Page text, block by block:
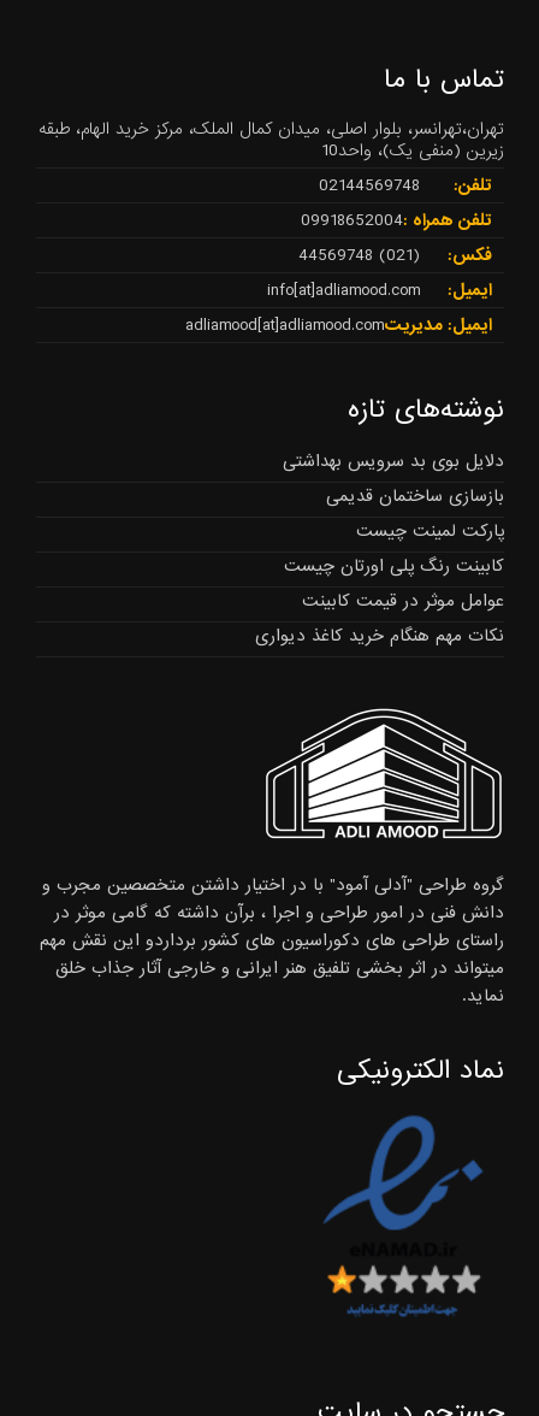
تماس با ما
تهران،تهرانسر، بلوار اصلی، میدان کمال الملک، مرکز خرید الهام، طبقه
زیرین (منفی یک)، واحد10
تلفن:
02144569748
تلفن همراه :09918652004
فکس:
(021) 44569748
ایمیل:
info[at]adliamood.com
ایمیل: مدیریتadliamood[at]adliamood.com
نوشته‌های تازه
دلایل بوی بد سرویس بهداشتی
بازسازی ساختمان قدیمی
پارکت لمینت چیست
کابینت رنگ پلی اورتان چیست
عوامل موثر در قیمت کابینت
نکات مهم هنگام خرید کاغذ دیواری
گروه طراحی "آدلی آمود" با در اختیار داشتن متخصصین مجرب و
دانش فنی در امور طراحی و اجرا ، برآن داشته که گامی موثر در
راستای طراحی های دکوراسیون های کشور برداردو این نقش مهم
میتواند در اثر بخشی تلفیق هنر ایرانی و خارجی آثار جذاب خلق
نماید.
نماد الکترونیکی